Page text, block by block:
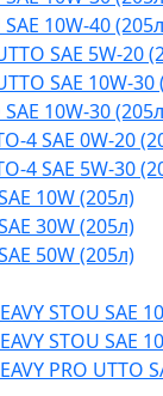
10W-40
SAE 5W-20
SAE 10W-30
10W-30
4 SAE 0W-20
4 SAE 5W-30
10W (205л)
30W (205л)
50W (205л)
STOU SAE
STOU SAE
PRO UTTO